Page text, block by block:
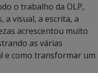
o trabalho da OLP,
a visual, a escrita, a
acrescentou muito
as várias
e como transformar um